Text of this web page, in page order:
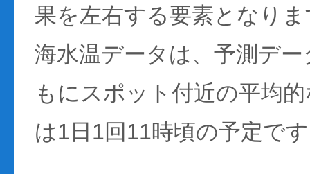
果を左右する要素となり
海水温データは、予測デ
もにスポット付近の平均
は1日1回11時頃の予定で